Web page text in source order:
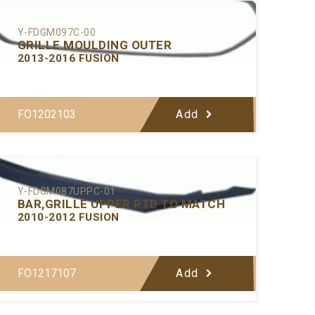
Y-FDGM097C-00
GRILLE MOULDING OUTER
2013-2016 FUSION
FO1202103 Add
Y-FDGM087UPPC-01
BAR,GRILLE UPPER PTD TO MATCH
2010-2012 FUSION
FO1217107 Add